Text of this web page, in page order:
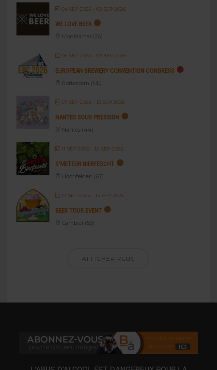
04 SEP 2026- 05 SEP 2026
WE LOVE BEER
Montélimar (26)
06 SEP 2026- 09 SEP 2026
EUROPEAN BREWERY CONVENTION CONGRESS
Rotterdam (NL)
07 SEP 2026- 13 SEP 2026
NANTES SOUS PRESSION
Nantes (44)
11 SEP 2026- 12 SEP 2026
S’METEOR BIERFESCHT
Hochfelden (67)
12 SEP 2026- 13 SEP 2026
BEER TOUR EVENT
Cambrai (59)
AFFICHER PLUS